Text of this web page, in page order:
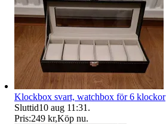
Klockbox svart, watchbox för 6 klockor
Sluttid10 aug 11:31 .
Pris:249 kr,Köp nu.